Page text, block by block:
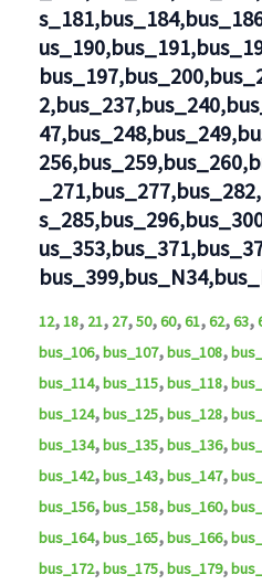
12,18, 21, 27,50,60,61,62,63,
bus_106, bus_107, bus_108,
bus_114, bus_115, bus_118,
bus_124, bus_125, bus_128,
bus_134, bus_135, bus_136,
bus_142, bus_143, bus_147,
bus_156, bus_158, bus_160,
bus_164, bus_165, bus_166,
bus_172, bus_175, bus_179,